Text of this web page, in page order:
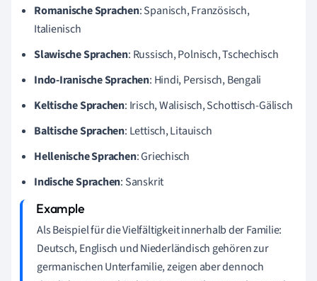
Romanische Sprachen: Spanisch, Französisch,
Italienisch
Slawische Sprachen: Russisch, Polnisch, Tschechisch
Indo-Iranische Sprachen: Hindi, Persisch, Bengali
Keltische Sprachen: Irisch, Walisisch, Schottisch-Gälisch
Baltische Sprachen: Lettisch, Litauisch
Hellenische Sprachen: Griechisch
Indische Sprachen: Sanskrit
Als Beispiel für die Vielfältigkeit innerhalb der Familie:
Deutsch, Englisch und Niederländisch gehören zur
germanischen Unterfamilie, zeigen aber dennoch